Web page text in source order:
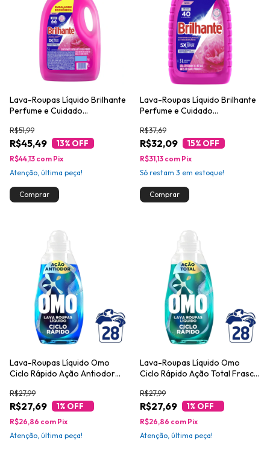
Lava-Roupas Líquido Brilhante
Perfume e Cuidado
Embalagem Econômica
R$45,49
R$51,99
13% OFF
R$44,13 com Pix
Atenção, última peça!
Lava-Roupas Líquido Brilhante
Perfume e Cuidado
R$32,09
R$37,69
15% OFF
R$31,13 com Pix
Só restam 3 em estoque!
Lava-Roupas Líquido Omo
Ciclo Rápido Ação Antiodor
R$27,69
R$27,99
1% OFF
R$26,86 com Pix
Atenção, última peça!
Lava-Roupas Líquido Omo
Ciclo Rápido Ação Total Frasco
R$27,69
R$27,99
1% OFF
R$26,86 com Pix
Atenção, última peça!